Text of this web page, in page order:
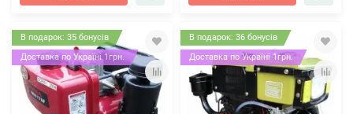
В подарок: 35 бонусів
Доставка по Україні 1грн.
В подарок: 36 бонусів
Доставка по Україні 1грн.